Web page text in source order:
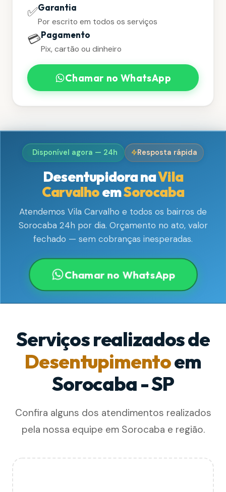
✅Garantia
Por escrito em todos os serviços
💳Pagamento
Pix, cartão ou dinheiro
Chamar no WhatsApp
Disponível agora — 24h Resposta rápida
Desentupidora naVila
CarvalhoemSorocaba
Atendemos Vila Carvalho e todos os bairros de
Sorocaba 24h por dia. Orçamento no ato, valor
fechado — sem cobranças inesperadas.
Chamar no WhatsApp
Serviços realizados de
Desentupimentoem
Sorocaba - SP
Confira alguns dos atendimentos realizados
pela nossa equipe em Sorocaba e região.